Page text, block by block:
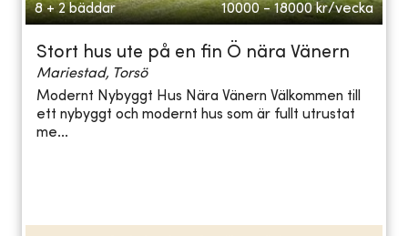
8 + 2 bäddar 10000 - 18000 kr/vecka
Stort hus ute på en fin Ö nära Vänern
Mariestad, Torsö
Modernt Nybyggt Hus Nära Vänern Välkommen till
ett nybyggt och modernt hus som är fullt utrustat
me...